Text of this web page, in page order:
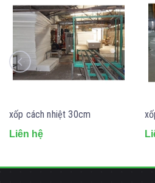
xốp cách nhiệt 30cm
Liên hệ